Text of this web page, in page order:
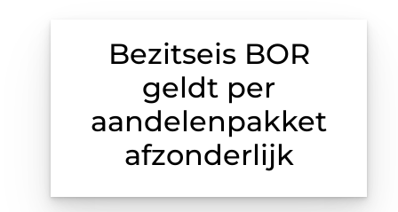
Bezitseis BOR
geldt per
aandelenpakket
afzonderlijk